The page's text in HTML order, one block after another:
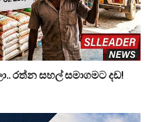
රත්න සහල් සමාගමට දඩ!